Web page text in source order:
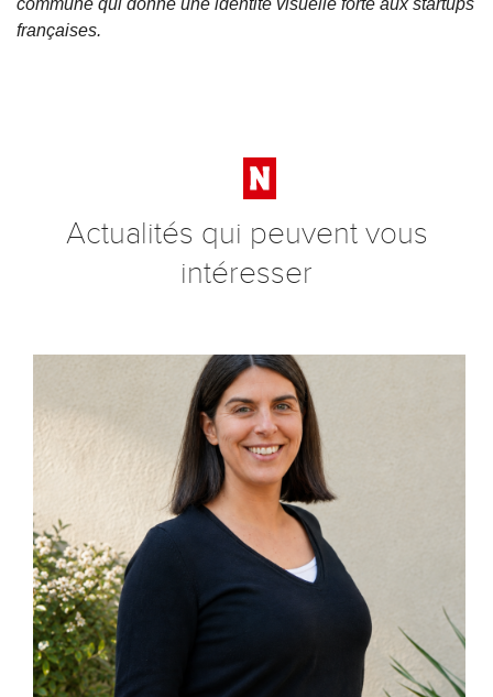
commune qui donne une identité visuelle forte aux startups
françaises.
Actualités qui peuvent vous
intéresser